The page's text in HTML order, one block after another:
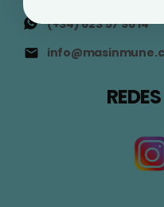
(+34) 623 57 96 14